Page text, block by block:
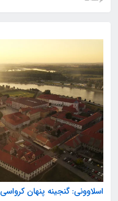
اسلاوونی: گنجینه پنهان کرواسی